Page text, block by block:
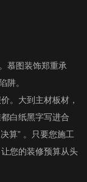
慕图装饰郑重承
阱。
。大到主材板材，
白纸黑字写进合
算” 。只要您施工
您的装修预算从头